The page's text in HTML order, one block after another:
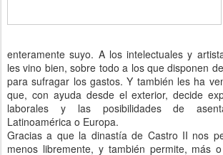
enteramente suyo. A los intelectuales y
les vino bien, sobre todo a los que disponen
para sufragar los gastos. Y también les ha
que, con ayuda desde el exterior, decide
laborales y las posibilidades de
Latinoamérica o Europa.
Gracias a que la dinastía de Castro II nos
menos libremente, y también permite, más